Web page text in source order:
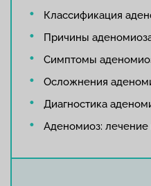
Классификация
Причины
Симптомы
Осложнения
Диагностика
Аденомиоз: лечение